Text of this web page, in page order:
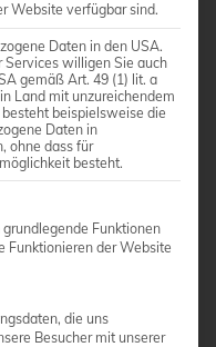
Website verfügbar sind.
Daten in den USA.
Services willigen Sie auch
gemäß Art. 49 (1) lit. a
Land mit unzureichendem
beispielsweise die
Daten in
ohne dass für
besteht.
für die eine
Funktionen
Funktionieren der Website
die uns
Besucher mit unserer